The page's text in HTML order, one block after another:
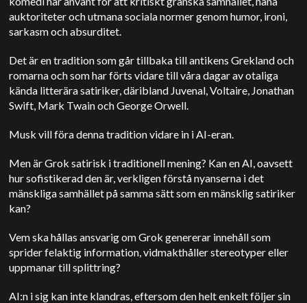
auktoriteter och utmana sociala normer genom humor, ironi,
sarkasm och absurditet.
Det är en tradition som går tillbaka till antikens Grekland och
romarna och som har förts vidare till våra dagar av otaliga
kända litterära satiriker, däribland Juvenal, Voltaire, Jonathan
Swift, Mark Twain och George Orwell.
Musk vill föra denna tradition vidare in i AI-eran.
Men är Grok satirisk i traditionell mening? Kan en AI, oavsett
hur sofistikerad den är, verkligen förstå nyanserna i det
mänskliga samhället på samma sätt som en mänsklig satiriker
kan?
Vem ska hållas ansvarig om Grok genererar innehåll som
sprider felaktig information, vidmakthåller stereotyper eller
uppmanar till splittring?
AI:n i sig kan inte klandras, eftersom den helt enkelt följer sin